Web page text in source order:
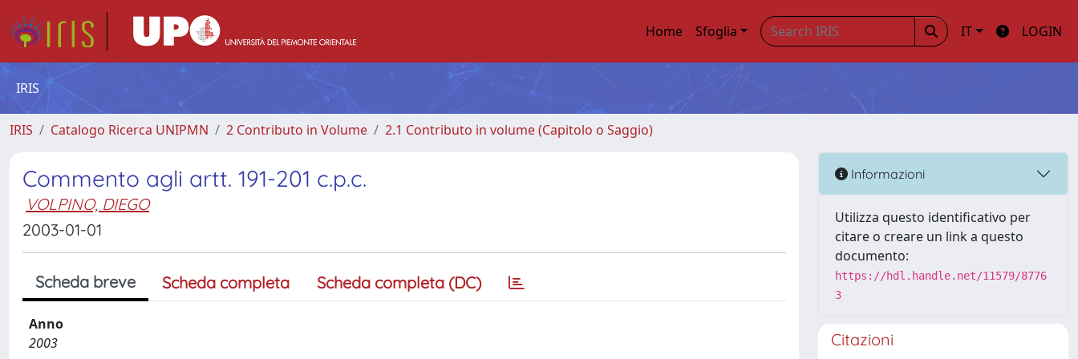
Home Sfoglia IT LOGIN
IRIS
IRIS Catalogo Ricerca UNIPMN 2 Contributo in Volume 2.1 Contributo in volume (Capitolo o Saggio)
Commento agli artt. 191-201 c.p.c.
VOLPINO, DIEGO
2003-01-01
Scheda breve Scheda completa Scheda completa (DC)
Anno
2003
Informazioni
Utilizza questo identificativo per
citare o creare un link a questo
documento:
https://hdl.handle.net/11579/8776
3
Citazioni